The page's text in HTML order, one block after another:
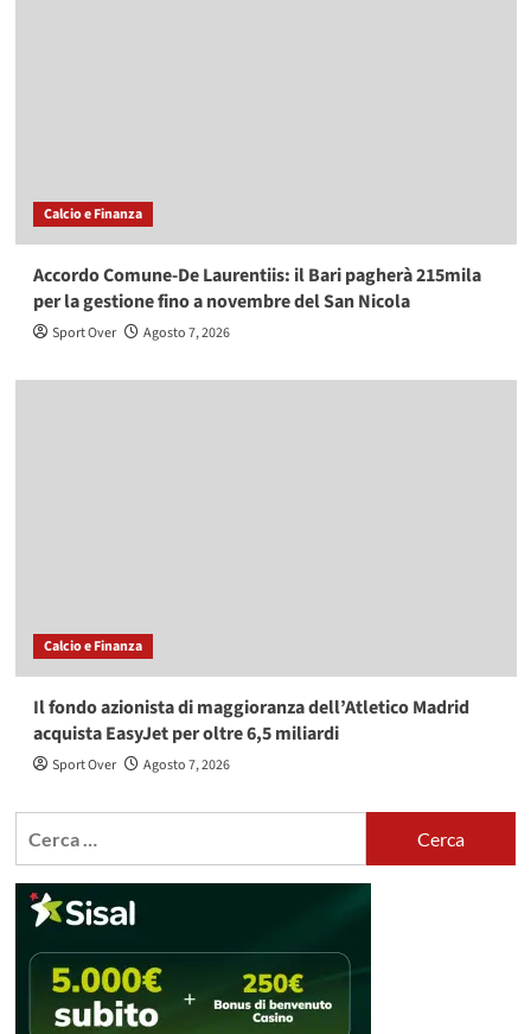
Calcio e Finanza
Accordo Comune-De Laurentiis: il Bari pagherà 215mila
per la gestione fino a novembre del San Nicola
Sport Over Agosto 7, 2026
Calcio e Finanza
Il fondo azionista di maggioranza dell’Atletico Madrid
acquista EasyJet per oltre 6,5 miliardi
Sport Over Agosto 7, 2026